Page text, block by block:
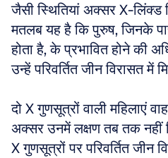
जैसी स्थितियां अक्सर X-लिंक्ड
मतलब यह है कि पुरुष, जिनके
होता है, के प्रभावित होने की
उन्हें परिवर्तित जीन विरासत में
दो X गुणसूत्रों वाली महिलाएं
अक्सर उनमें लक्षण तब तक नहीं
X गुणसूत्रों पर परिवर्तित जीन